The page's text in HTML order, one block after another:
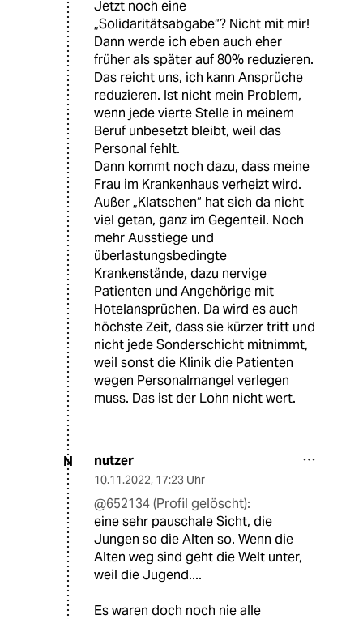
Jetzt noch eine
„Solidaritätsabgabe“? Nicht mit mir!
Dann werde ich eben auch eher
früher als später auf 80% reduzieren.
Das reicht uns, ich kann Ansprüche
reduzieren. Ist nicht mein Problem,
wenn jede vierte Stelle in meinem
Beruf unbesetzt bleibt, weil das
Personal fehlt.
Dann kommt noch dazu, dass meine
Frau im Krankenhaus verheizt wird.
Außer „Klatschen“ hat sich da nicht
viel getan, ganz im Gegenteil. Noch
mehr Ausstiege und
überlastungsbedingte
Krankenstände, dazu nervige
Patienten und Angehörige mit
Hotelansprüchen. Da wird es auch
höchste Zeit, dass sie kürzer tritt und
nicht jede Sonderschicht mitnimmt,
weil sonst die Klinik die Patienten
wegen Personalmangel verlegen
muss. Das ist der Lohn nicht wert.
N nutzer
10.11.2022, 17:23 Uhr
@652134 (Profil gelöscht):
eine sehr pauschale Sicht, die
Jungen so die Alten so. Wenn die
Alten weg sind geht die Welt unter,
weil die Jugend....
Es waren doch noch nie alle